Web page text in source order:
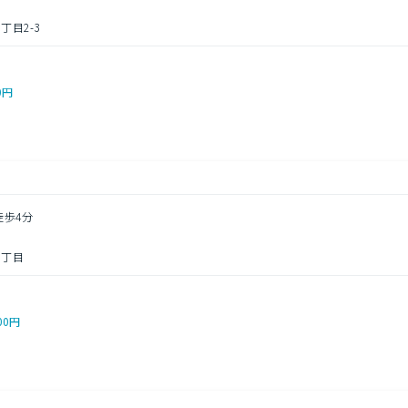
目2-3
歩4分
目
円